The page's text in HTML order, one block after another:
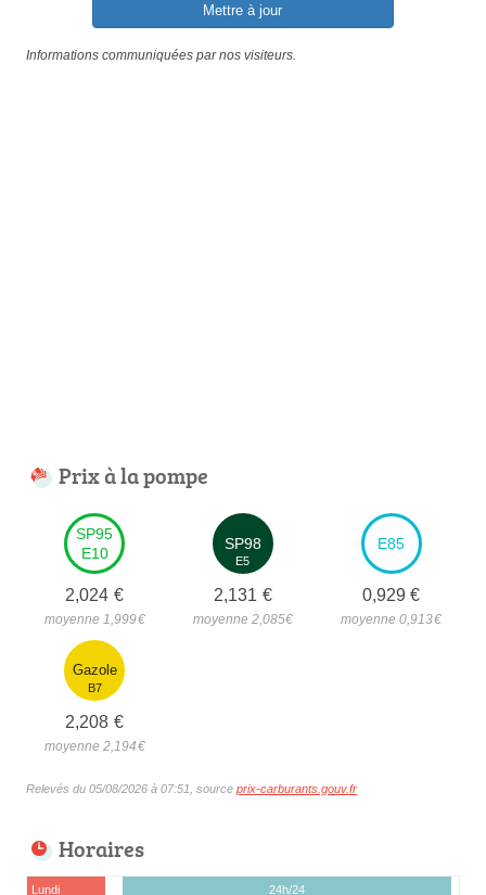
Mettre à jour
Informations communiquées par nos visiteurs.
Prix à la pompe
SP95
E10
2,024 €
moyenne 1,999€
SP98
E5
2,131 €
moyenne 2,085€
E85
0,929 €
moyenne 0,913€
Gazole
B7
2,208 €
moyenne 2,194€
Relevés du 05/08/2026 à 07:51, source prix-carburants.gouv.fr
Horaires
Lundi 24h/24